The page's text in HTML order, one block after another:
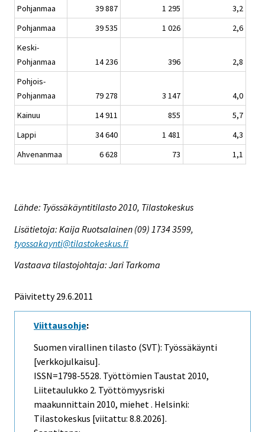
Pohjanmaa
39 887 1 295
3,2
Pohjanmaa
39 535 1 026
2,6
Keski-
Pohjanmaa
14 236 396
2,8
Pohjois-
Pohjanmaa
79 278 3 147
4,0
Kainuu
14 911 855
5,7
Lappi
34 640 1 481
4,3
Ahvenanmaa
6 628 73 1,1
Lähde: Työssäkäyntitilasto 2010, Tilastokeskus
Lisätietoja: Kaija Ruotsalainen (09) 1734 3599,
tyossakaynti@tilastokeskus.fi
Vastaava tilastojohtaja: Jari Tarkoma
Päivitetty 29.6.2011
Viittausohje:
Suomen virallinen tilasto (SVT): Työssäkäynti
[verkkojulkaisu].
ISSN=1798-5528. Työttömien Taustat 2010,
Liitetaulukko 2. Työttömyysriski
maakunnittain 2010, miehet . Helsinki:
Tilastokeskus [viitattu: 8.8.2026].